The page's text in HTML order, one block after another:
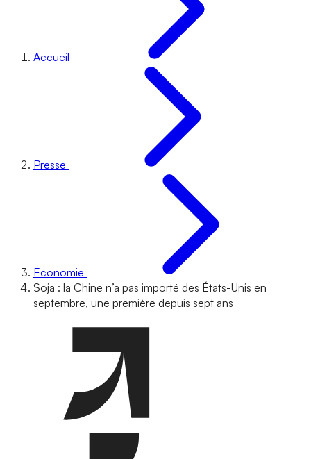
Accueil
Presse
Economie
Soja : la Chine n’a pas importé des États-Unis en
septembre, une première depuis sept ans